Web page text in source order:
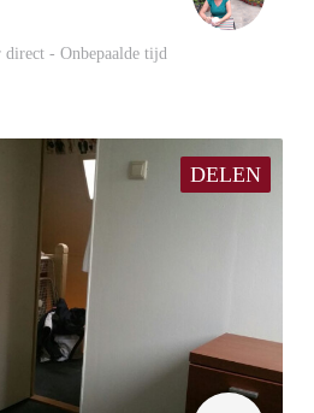
direct - Onbepaalde tijd
DELEN